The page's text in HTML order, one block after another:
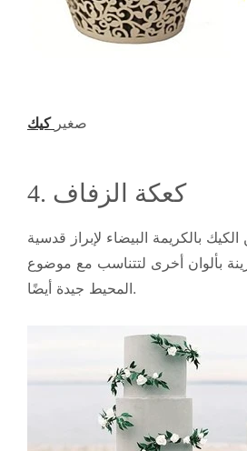
صغير كيك
4. كعكة الزفاف
الكيك بالكريمة البيضاء لإبراز قدسية
بألوان أخرى لتتناسب مع موضوع
المحيط جيدة أيضًا.